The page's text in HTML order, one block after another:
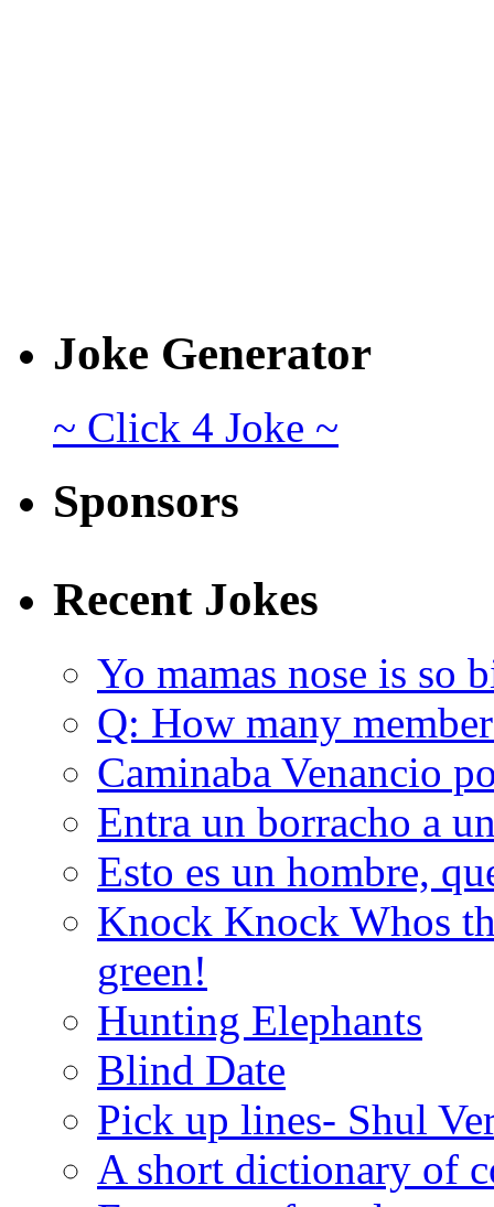
Joke Generator
~ Click 4 Joke ~
Sponsors
Recent Jokes
Yo mamas nose is so
Q: How many
Caminaba Venancio
Entra un borracho a
Esto es un hombre,
Knock Knock Whos
green!
Hunting Elephants
Blind Date
Pick up lines- Shul
A short dictionary of